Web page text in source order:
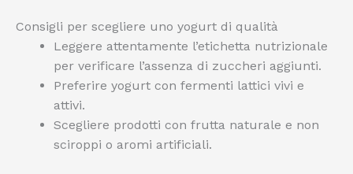
Consigli per scegliere uno yogurt di qualità
Leggere attentamente l’etichetta nutrizionale
per verificare l’assenza di zuccheri aggiunti.
Preferire yogurt con fermenti lattici vivi e
attivi.
Scegliere prodotti con frutta naturale e non
sciroppi o aromi artificiali.